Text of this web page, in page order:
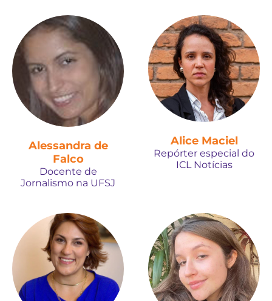
Alessandra de
Falco
Docente de
Jornalismo na UFSJ
Alice Maciel
Repórter especial do
ICL Notícias